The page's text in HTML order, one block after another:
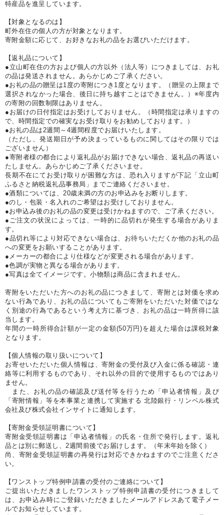
特産品を進呈しています。
【対象となるのは】
町外在住の個人の方が対象となります。
寄附金額に応じて、お好きなお礼の品をお選びいただけます。
【返礼品について】
●立山町在住の方および個人の方以外（法人等）につきましては、お礼
の品は発送されません。あらかじめご了承ください。
●お礼の品の贈呈は1度の寄附につき1度となります。（贈呈の上限まで
選択されなかった場合、後日に持ち越すことはできません。）※年度内
の寄附の回数制限はありません。
●お届けの日付指定はお受けしておりません。（時間指定は承りますの
で、時間指定での確実なお受け取りをお勧めしております。）
●お礼の品は2週間～4週間程度でお届けいたします。
（ただし、発送期日が予め決まっているものに関してはその限りでは
ございません）
●寄附者様の都合により返礼品がお届けできない場合、返礼品の再送い
たしません。あらかじめご了承くださいませ。
長期不在にてお受け取りが困難な方は、恐れ入りますが下記「立山町
ふるさと納税返礼品事務局」までご連絡くださいませ。
●酒類については、20歳未満の方のお申込みをお断りします。
●のし・包装・名入れのご希望はお受けしておりません。
●お申込み後のお礼の品の変更は受けかねますので、ご了承ください。
●ご注文の状況によっては、一時的に品切れが発生する場合がありま
す。
●品切れ等により対応できない場合は、お待ちいただくか他のお礼の品
への変更をお願いすることがあります。
●メーカーの都合により仕様などが変更される場合があります。
●色調が実物と異なる場合があります。
●写真は全てイメージです。小物類は商品に含まれません。
寄附をいただいた方へのお礼の品につきまして、寄附とは対価を求め
ない行為であり、お礼の品についてもご寄附をいただいた対価ではな
く別途の行為であるという考え方に基づき、お礼の品は一時所得に該
当します。
年間の一時所得合計額が一定の金額(50万円)を超えた場合は課税対象
となります。
【個人情報の取り扱いについて】
お寄せいただいた個人情報は、寄附金の受付及び入金に係る確認・連
絡等に利用するものであり、それ以外の目的で使用するものではあり
ません。
また、お礼の品の確認及び送付等を行うため「申込者情報」及び
「寄附情報」等を本事業と連携して実施する 北陸銀行・リンベル株式
会社及び株式会社インサイトに通知します。
【寄附金受領証明書について】
寄附金受領証明書は「申込者情報」の氏名・住所で発行します。返礼
品とは別に郵送し、2週間前後でお届けします。（年末年始を除く）
尚、寄附金受領証明書の再発行は対応できかねますのでご注意くださ
い。
【ワンストップ特例申請書の受付のご連絡について】
ご提出いただきましたワンストップ特例申請書の受付につきまして
は、お申込み時にご登録いただきましたメールアドレスあて電子メー
ルでお知らせしています。